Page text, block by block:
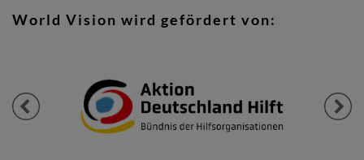
World Vision wird gefördert von:
Previous Next